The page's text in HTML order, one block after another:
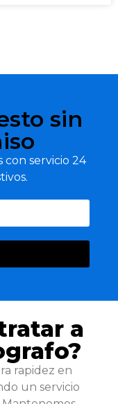
sin
con servicio 24
a
rapidez en
un servicio